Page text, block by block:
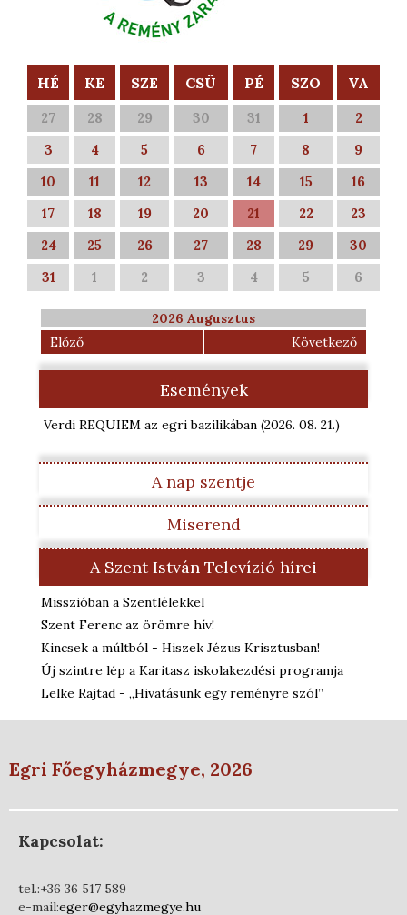
HÉ KE SZE CSÜ PÉ SZO VA
27 28 29 30 31 1
2
3
4 5 6 7 8
9
10
11 12 13 14 15
16
17
18 19 20 21 22
23
24
25 26 27 28 29
30
31
1 2 3 4 5 6
2026 Augusztus
Előző
Következő
Események
Verdi REQUIEM az egri bazilikában (2026. 08. 21.)
A nap szentje
Miserend
A Szent István Televízió hírei
Misszióban a Szentlélekkel
Szent Ferenc az örömre hív!
Kincsek a múltból - Hiszek Jézus Krisztusban!
Új szintre lép a Karitasz iskolakezdési programja
Lelke Rajtad - „Hivatásunk egy reményre szól”
Egri Főegyházmegye, 2026
Kapcsolat:
tel.:+36 36 517 589
e-mail:eger@egyhazmegye.hu